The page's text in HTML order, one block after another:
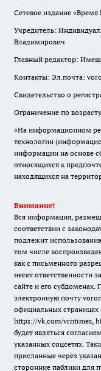
Сетевое издание
Учредитель:
Владимирович
Главный редактор:
Контакты: Эл.почта:
Свидетельство о
Ограничение по
«На информационном
технологии
информации на основе
относящихся к
находящихся на
Внимание!
Вся информация,
соответствии с
подлежит
том числе
как с письменного
несет ответственности
сайте и его
электронную почту
официальных страницах
https://vk.com/vrntimes,
будет являться
указанных соцсетях.
присланные через
сторонние паблики для